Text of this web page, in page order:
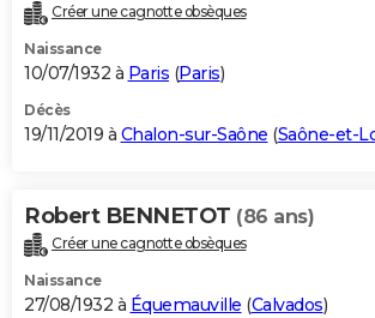
Créer une cagnotte obsèques
Naissance
10/07/1932 à Paris (Paris)
Décès
19/11/2019 à Chalon-sur-Saône (Saône-et-
Robert BENNETOT (86 ans)
Créer une cagnotte obsèques
Naissance
27/08/1932 à Équemauville (Calvados)